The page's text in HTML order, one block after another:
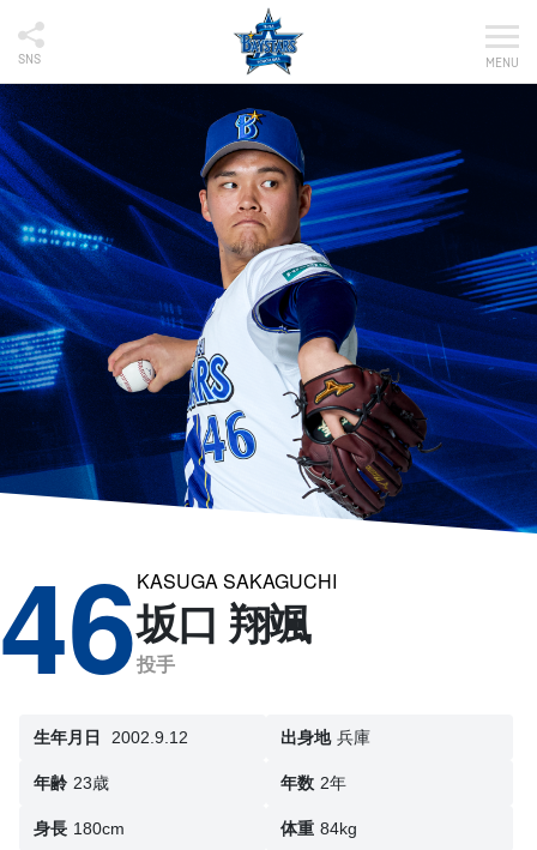
SNS MENU
46KASUGA SAKAGUCHI
坂口 翔颯
投手
生年月日 2002.9.12 出身地 兵庫
年齢 23歳 年数 2年
身長 180cm 体重 84kg